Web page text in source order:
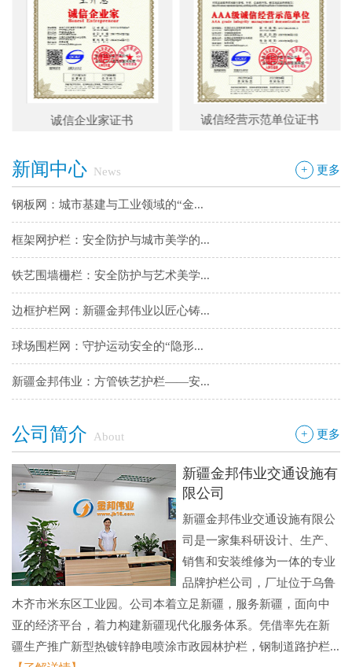
诚信企业家证书 诚信经营示范单位证书
+ 更多
新闻中心 News
铁艺围墙栅栏：安全防护与艺术美学...
边框护栏网：新疆金邦伟业以匠心铸...
球场围栏网：守护运动安全的“隐形...
新疆金邦伟业道路隔离栅：以创新工...
钢板网：城市基建与工业领域的“金...
框架网护栏：安全防护与城市美学的...
铁艺围墙栅栏：安全防护与艺术美学...
边框护栏网：新疆金邦伟业以匠心铸...
球场围栏网：守护运动安全的“隐形...
新疆金邦伟业：方管铁艺护栏——安...
钢板网：城市基建与工业领域的“金...
+ 更多
公司简介 About
新疆金邦伟业交通设施有
限公司
新疆金邦伟业交通设施有限公
司是一家集科研设计、生产、
销售和安装维修为一体的专业
品牌护栏公司，厂址位于乌鲁
木齐市米东区工业园。公司本着立足新疆，服务新疆，面向中
亚的经济平台，着力构建新疆现代化服务体系。凭借率先在新
疆生产推广新型热镀锌静电喷涂市政园林护栏，钢制道路护栏...